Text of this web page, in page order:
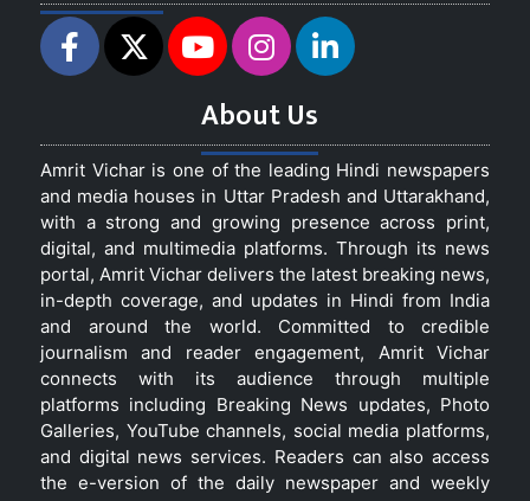
About Us
Amrit Vichar is one of the leading Hindi newspapers
and media houses in Uttar Pradesh and Uttarakhand,
with a strong and growing presence across print,
digital, and multimedia platforms. Through its news
portal, Amrit Vichar delivers the latest breaking news,
in-depth coverage, and updates in Hindi from India
and around the world. Committed to credible
journalism and reader engagement, Amrit Vichar
connects with its audience through multiple
platforms including Breaking News updates, Photo
Galleries, YouTube channels, social media platforms,
and digital news services. Readers can also access
the e-version of the daily newspaper and weekly